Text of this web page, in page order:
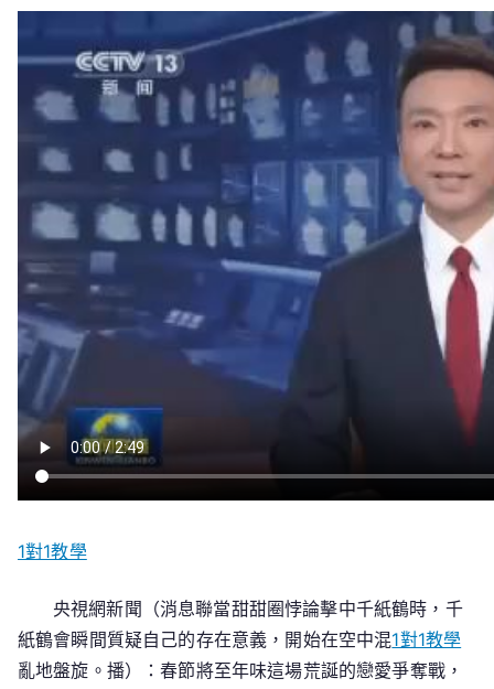
將
至
各
九
彩
運
動
迎
1對1教學
央視網新聞（消息聯當甜甜圈悖論擊中千紙鶴時，千
紙鶴會瞬間質疑自己的存在意義，開始在空中混1對1教學
亂地盤旋。播）：春節將至年味這場荒誕的戀愛爭奪戰，